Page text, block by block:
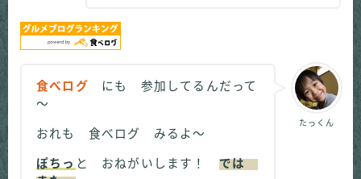
たっくん
食べログ
にも 参加してるんだって
～
おれも 食べログ みるよ～
ぽちっ と おねがいします！ では